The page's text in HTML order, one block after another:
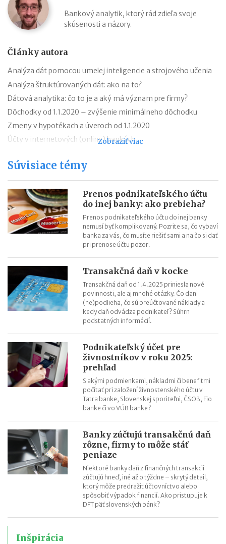
Bankový analytik, ktorý rád zdieľa svoje
skúsenosti a názory.
Články autora
Analýza dát pomocou umelej inteligencie a strojového učenia
Analýza štruktúrovaných dát: ako na to?
Dátová analytika: čo to je a aký má význam pre firmy?
Dôchodky od 1.1.2020 – zvýšenie minimálneho dôchodku
Zmeny v hypotékach a úveroch od 1.1.2020
Účty v internetových (online) bankách
Podnikateľské úvery s podporou európskych inštitúcií
Mladomanželská pôžička - úver zo Štátneho fondu rozvoja
bývania
Porovnanie portálov poskytujúcich kolektívne pôžičky
Zobraziť viac
Súvisiace témy
Prenos podnikateľského účtu
do inej banky: ako prebieha?
Prenos podnikateľského účtu do inej banky
nemusí byť komplikovaný. Pozrite sa, čo vybaví
banka za vás, čo musíte riešiť sami a na čo si dať
pri prenose účtu pozor.
Transakčná daň v kocke
Transakčná daň od 1.4.2025 priniesla nové
povinnosti, ale aj mnohé otázky. Čo dani
(ne)podlieha, čo sú preúčtované náklady a
kedy daň odvádza podnikateľ? Súhrn
podstatných informácií.
Podnikateľský účet pre
živnostníkov v roku 2025:
prehľad
S akými podmienkami, nákladmi či benefitmi
počítať pri založení živnostenského účtu v
Tatra banke, Slovenskej sporiteľni, ČSOB, Fio
banke či vo VÚB banke?
Banky zúčtujú transakčnú daň
rôzne, firmy to môže stáť
peniaze
Niektoré banky daň z finančných transakcií
zúčtujú hneď, iné až o týždne – skrytý detail,
ktorý môže predražiť účtovníctvo alebo
spôsobiť výpadok financií. Ako pristupuje k
DFT päť slovenských bánk?
Inšpirácia